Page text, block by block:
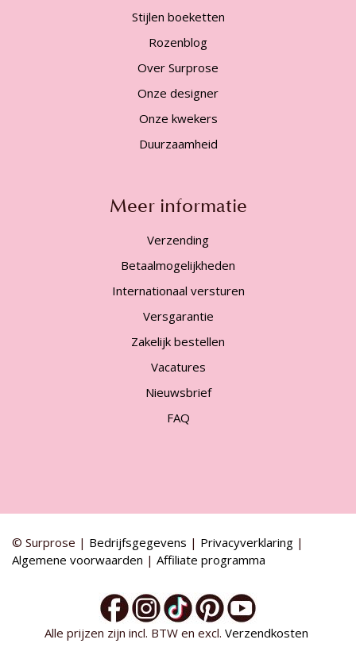
Stijlen boeketten
Rozenblog
Over Surprose
Onze designer
Onze kwekers
Duurzaamheid
Meer informatie
Verzending
Betaalmogelijkheden
Internationaal versturen
Versgarantie
Zakelijk bestellen
Vacatures
Nieuwsbrief
FAQ
© Surprose | Bedrijfsgegevens | Privacyverklaring |
Algemene voorwaarden | Affiliate programma
Alle prijzen zijn incl. BTW en excl. Verzendkosten